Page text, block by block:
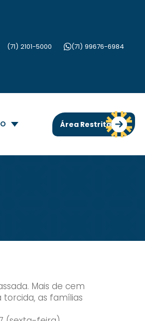
(71) 2101-5000 (71) 99676-6984
Área Restrita
Mais de cem
torcida, as famílias